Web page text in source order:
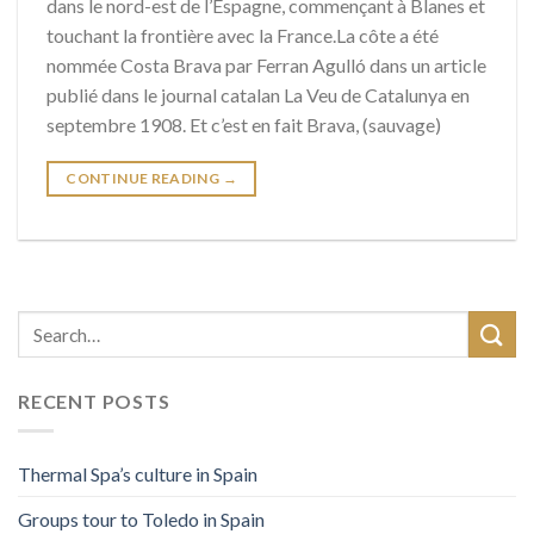
dans le nord-est de l’Espagne, commençant à Blanes et
touchant la frontière avec la France.La côte a été
nommée Costa Brava par Ferran Agulló dans un article
publié dans le journal catalan La Veu de Catalunya en
septembre 1908. Et c’est en fait Brava, (sauvage)
CONTINUE READING →
RECENT POSTS
Thermal Spa’s culture in Spain
Groups tour to Toledo in Spain